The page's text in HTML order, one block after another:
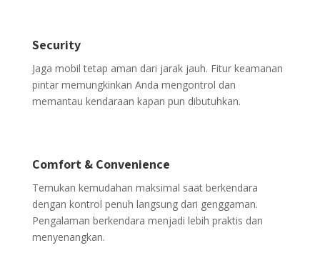
Security
Jaga mobil tetap aman dari jarak jauh. Fitur keamanan
pintar memungkinkan Anda mengontrol dan
memantau kendaraan kapan pun dibutuhkan.
Comfort & Convenience
Temukan kemudahan maksimal saat berkendara
dengan kontrol penuh langsung dari genggaman.
Pengalaman berkendara menjadi lebih praktis dan
menyenangkan.